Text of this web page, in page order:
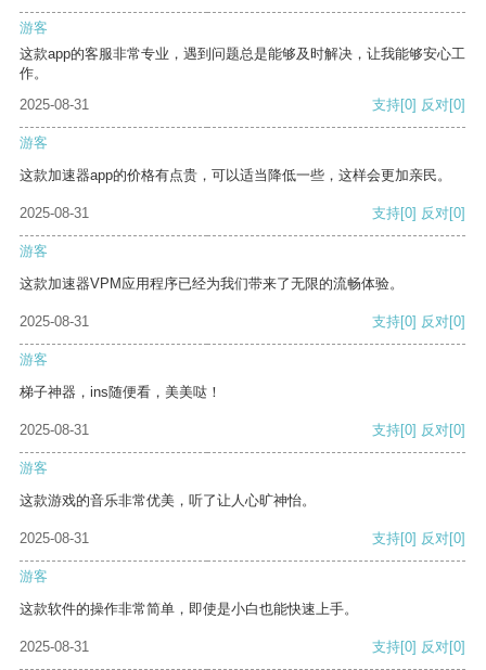
游客
这款app的客服非常专业，遇到问题总是能够及时解决，让我能够安心工
作。
2025-08-31
支持[0] 反对[0]
游客
这款加速器app的价格有点贵，可以适当降低一些，这样会更加亲民。
2025-08-31 支持[0] 反对[0]
游客
这款加速器VPM应用程序已经为我们带来了无限的流畅体验。
2025-08-31 支持[0] 反对[0]
游客
梯子神器，ins随便看，美美哒！
2025-08-31 支持[0] 反对[0]
游客
这款游戏的音乐非常优美，听了让人心旷神怡。
2025-08-31 支持[0] 反对[0]
游客
这款软件的操作非常简单，即使是小白也能快速上手。
2025-08-31 支持[0] 反对[0]